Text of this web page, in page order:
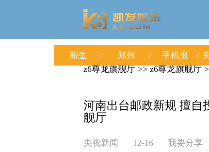
新生 郑州 手机报
z6尊龙旗舰厅 >> z6尊龙旗舰厅
河南出台邮政新规 擅自
舰厅
央视新闻 12-16 我要分享